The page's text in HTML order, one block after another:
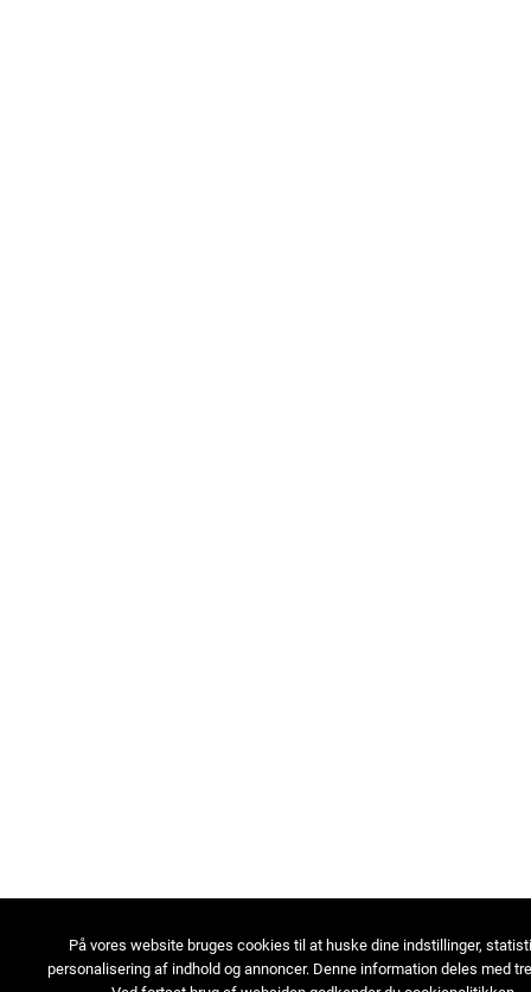
På vores website bruges cookies til at huske dine indstillinger,
personalisering af indhold og annoncer. Denne information deles med